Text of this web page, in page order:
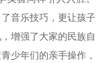
音乐技巧，更让孩子
增强了大家的民族自
少年们的亲手操作，